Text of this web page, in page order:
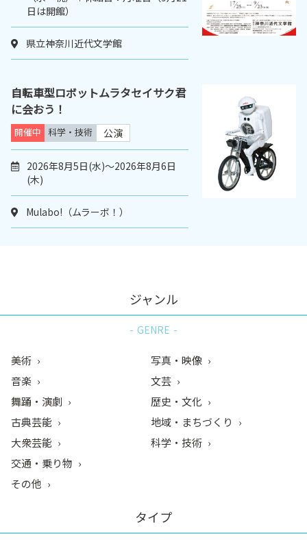
日は開館）
県立神奈川近代文学館
自転車型ロボットムラタセイサク君
に会おう！
開催中 科学・技術 公演
2026年8月5日(水)～2026年8月6日
(木)
Mulabo!（ムラーボ！）
ジャンル
GENRE
美術
音楽
舞踊・演劇
古典芸能
大衆芸能
写真・映像
文芸
歴史・文化
地域・まちづくり
科学・技術
交通・乗り物
その他
タイプ